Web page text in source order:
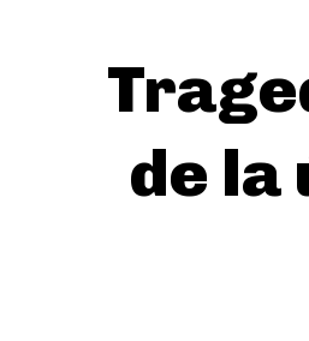
de la